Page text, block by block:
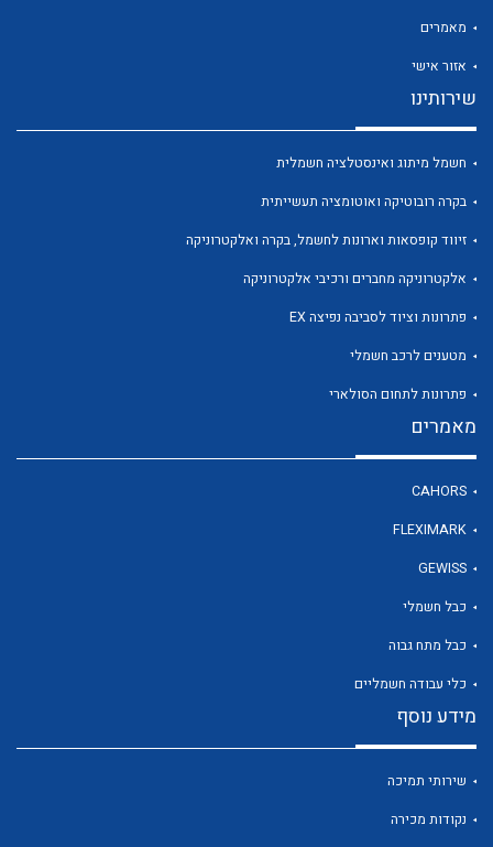
לכל מוצרי היצרן
לכל מוצרי היצרן
מאמרים
אזור אישי
שירותינו
חשמל מיתוג ואינסטלציה חשמלית
בקרה רובוטיקה ואוטומציה תעשייתית
זיווד קופסאות וארונות לחשמל, בקרה ואלקטרוניקה
אלקטרוניקה מחברים ורכיבי אלקטרוניקה
פתרונות וציוד לסביבה נפיצה EX
מטענים לרכב חשמלי
פתרונות לתחום הסולארי
מאמרים
CAHORS
FLEXIMARK
GEWISS
כבל חשמלי
כבל מתח גבוה
כלי עבודה חשמליים
מידע נוסף
שירותי תמיכה
נקודות מכירה